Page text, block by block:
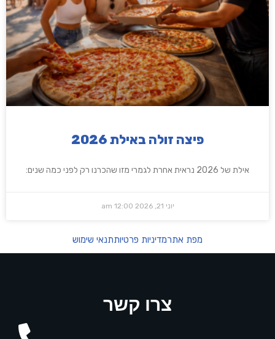
פיצה זולה באילת 2026
אילת של 2026 נראית אחרת לגמרי מזו שהכרנו רק לפני כמה שנים:
יוני 21, 2026 12:00 am
מפת אתרמדיניות פרטיותתנאי שימוש
צרו קשר